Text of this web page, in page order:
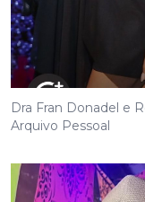
Dra Fran Donadel e
Arquivo Pessoal